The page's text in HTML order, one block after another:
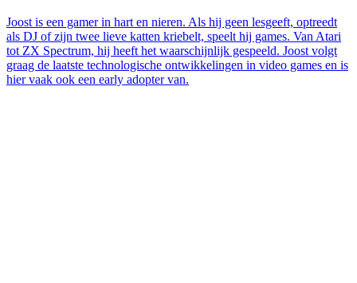
Joost is een gamer in hart en nieren. Als hij geen lesgeeft, optreedt
als DJ of zijn twee lieve katten kriebelt, speelt hij games. Van Atari
tot ZX Spectrum, hij heeft het waarschijnlijk gespeeld. Joost volgt
graag de laatste technologische ontwikkelingen in video games en is
hier vaak ook een early adopter van.